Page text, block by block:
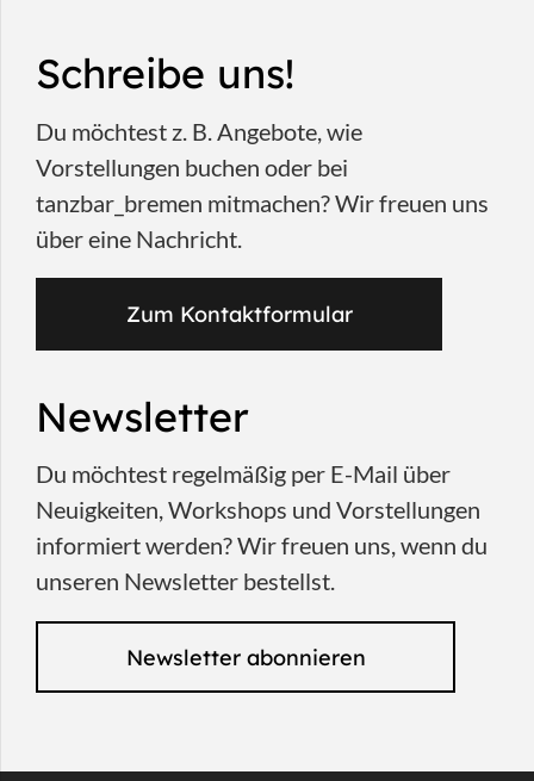
Schreibe uns!
Du möchtest z. B. Angebote, wie
Vorstellungen buchen oder bei
tanzbar_bremen mitmachen? Wir freuen uns
über eine Nachricht.
Zum Kontaktformular
Newsletter
Du möchtest regelmäßig per E-Mail über
Neuigkeiten, Workshops und Vorstellungen
informiert werden? Wir freuen uns, wenn du
unseren Newsletter bestellst.
Newsletter abonnieren